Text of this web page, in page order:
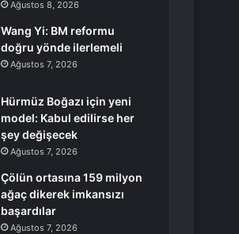
Ağustos 8, 2026
Wang Yi: BM reformu
doğru yönde ilerlemeli
Ağustos 7, 2026
Hürmüz Boğazı için yeni
model: Kabul edilirse her
şey değişecek
Ağustos 7, 2026
Çölün ortasına 159 milyon
ağaç dikerek imkansızı
başardılar
Ağustos 7, 2026